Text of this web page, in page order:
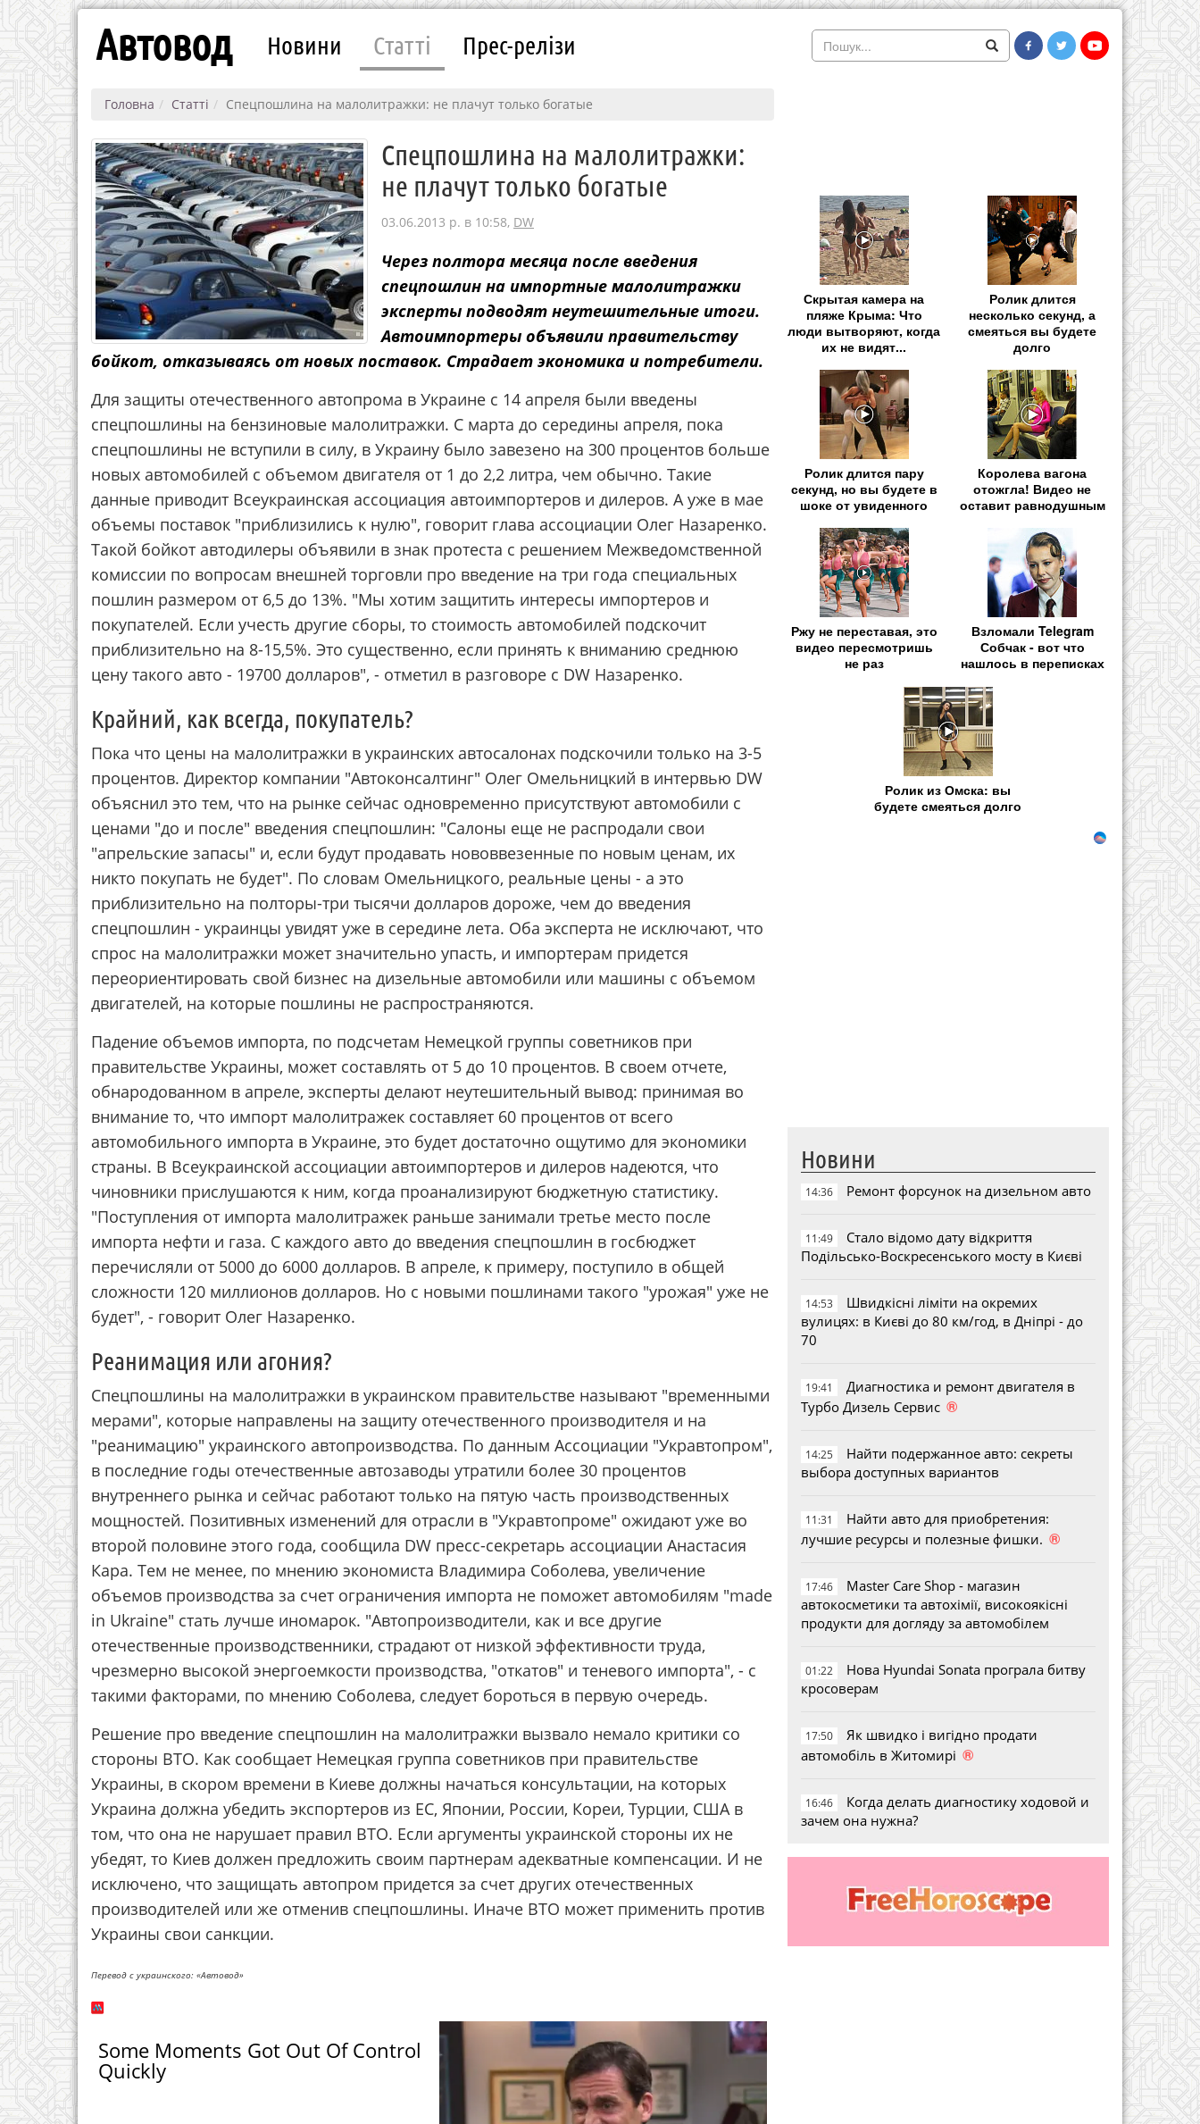
Автовод Новини Статті Прес-релізи
Головна Статті Спецпошлина на малолитражки: не плачут только богатые
Спецпошлина на малолитражки:
не плачут только богатые
03.06.2013 р. в 10:58, DW
Через полтора месяца после введения
спецпошлин на импортные малолитражки
эксперты подводят неутешительные итоги.
Автоимпортеры объявили правительству
бойкот, отказываясь от новых поставок. Страдает экономика и потребители.
Для защиты отечественного автопрома в Украине с 14 апреля были введены
спецпошлины на бензиновые малолитражки. С марта до середины апреля, пока
спецпошлины не вступили в силу, в Украину было завезено на 300 процентов больше
новых автомобилей с объемом двигателя от 1 до 2,2 литра, чем обычно. Такие
данные приводит Всеукраинская ассоциация автоимпортеров и дилеров. А уже в мае
объемы поставок "приблизились к нулю", говорит глава ассоциации Олег Назаренко.
Такой бойкот автодилеры объявили в знак протеста с решением Межведомственной
комиссии по вопросам внешней торговли про введение на три года специальных
пошлин размером от 6,5 до 13%. "Мы хотим защитить интересы импортеров и
покупателей. Если учесть другие сборы, то стоимость автомобилей подскочит
приблизительно на 8-15,5%. Это существенно, если принять к вниманию среднюю
цену такого авто - 19700 долларов", - отметил в разговоре с DW Назаренко.
Крайний, как всегда, покупатель?
Пока что цены на малолитражки в украинских автосалонах подскочили только на 3-5
процентов. Директор компании "Автоконсалтинг" Олег Омельницкий в интервью DW
объяснил это тем, что на рынке сейчас одновременно присутствуют автомобили с
ценами "до и после" введения спецпошлин: "Салоны еще не распродали свои
"апрельские запасы" и, если будут продавать нововвезенные по новым ценам, их
никто покупать не будет". По словам Омельницкого, реальные цены - а это
приблизительно на полторы-три тысячи долларов дороже, чем до введения
спецпошлин - украинцы увидят уже в середине лета. Оба эксперта не исключают, что
спрос на малолитражки может значительно упасть, и импортерам придется
переориентировать свой бизнес на дизельные автомобили или машины с объемом
двигателей, на которые пошлины не распространяются.
Падение объемов импорта, по подсчетам Немецкой группы советников при
правительстве Украины, может составлять от 5 до 10 процентов. В своем отчете,
обнародованном в апреле, эксперты делают неутешительный вывод: принимая во
внимание то, что импорт малолитражек составляет 60 процентов от всего
автомобильного импорта в Украине, это будет достаточно ощутимо для экономики
страны. В Всеукраинской ассоциации автоимпортеров и дилеров надеются, что
чиновники прислушаются к ним, когда проанализируют бюджетную статистику.
"Поступления от импорта малолитражек раньше занимали третье место после
импорта нефти и газа. С каждого авто до введения спецпошлин в госбюджет
перечисляли от 5000 до 6000 долларов. В апреле, к примеру, поступило в общей
сложности 120 миллионов долларов. Но с новыми пошлинами такого "урожая" уже не
будет", - говорит Олег Назаренко.
Реанимация или агония?
Спецпошлины на малолитражки в украинском правительстве называют "временными
мерами", которые направлены на защиту отечественного производителя и на
"реанимацию" украинского автопроизводства. По данным Ассоциации "Укравтопром",
в последние годы отечественные автозаводы утратили более 30 процентов
внутреннего рынка и сейчас работают только на пятую часть производственных
мощностей. Позитивных изменений для отрасли в "Укравтопроме" ожидают уже во
второй половине этого года, сообщила DW пресс-секретарь ассоциации Анастасия
Кара. Тем не менее, по мнению экономиста Владимира Соболева, увеличение
объемов производства за счет ограничения импорта не поможет автомобилям "made
in Ukraine" стать лучше иномарок. "Автопроизводители, как и все другие
отечественные производственники, страдают от низкой эффективности труда,
чрезмерно высокой энергоемкости производства, "откатов" и теневого импорта", - с
такими факторами, по мнению Соболева, следует бороться в первую очередь.
Решение про введение спецпошлин на малолитражки вызвало немало критики со
стороны ВТО. Как сообщает Немецкая группа советников при правительстве
Украины, в скором времени в Киеве должны начаться консультации, на которых
Украина должна убедить экспортеров из ЕС, Японии, России, Кореи, Турции, США в
том, что она не нарушает правил ВТО. Если аргументы украинской стороны их не
убедят, то Киев должен предложить своим партнерам адекватные компенсации. И не
исключено, что защищать автопром придется за счет других отечественных
производителей или же отменив спецпошлины. Иначе ВТО может применить против
Украины свои санкции.
Перевод с украинского: «Автовод»
Some Moments Got Out Of Control
Quickly
Скрытая камера на
пляже Крыма: Что
люди вытворяют, когда
их не видят...
Ролик длится
несколько секунд, а
смеяться вы будете
долго
Ролик длится пару
секунд, но вы будете в
шоке от увиденного
Королева вагона
отожгла! Видео не
оставит равнодушным
Ржу не переставая, это
видео пересмотришь
не раз
Взломали Telegram
Собчак - вот что
нашлось в переписках
Ролик из Омска: вы
будете смеяться долго
Новини
14:36 Ремонт форсунок на дизельном авто
11:49
Стало відомо дату відкриття
Подільсько-Воскресенського мосту в Києві
14:53
Швидкісні ліміти на окремих
вулицях: в Києві до 80 км/год, в Дніпрі - до
70
19:41
Диагностика и ремонт двигателя в
Турбо Дизель Сервис ®
14:25
Найти подержанное авто: секреты
выбора доступных вариантов
11:31
Найти авто для приобретения:
лучшие ресурсы и полезные фишки. ®
17:46
Master Care Shop - магазин
автокосметики та автохімії, високоякісні
продукти для догляду за автомобілем
01:22
Нова Hyundai Sonata програла битву
кросоверам
17:50
Як швидко і вигідно продати
автомобіль в Житомирі ®
16:46
Когда делать диагностику ходовой и
зачем она нужна?